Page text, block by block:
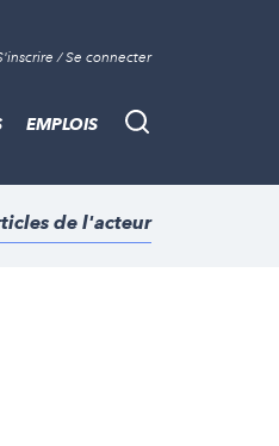
/ Se connecter
Recherche
EMPLOIS
de l'acteur